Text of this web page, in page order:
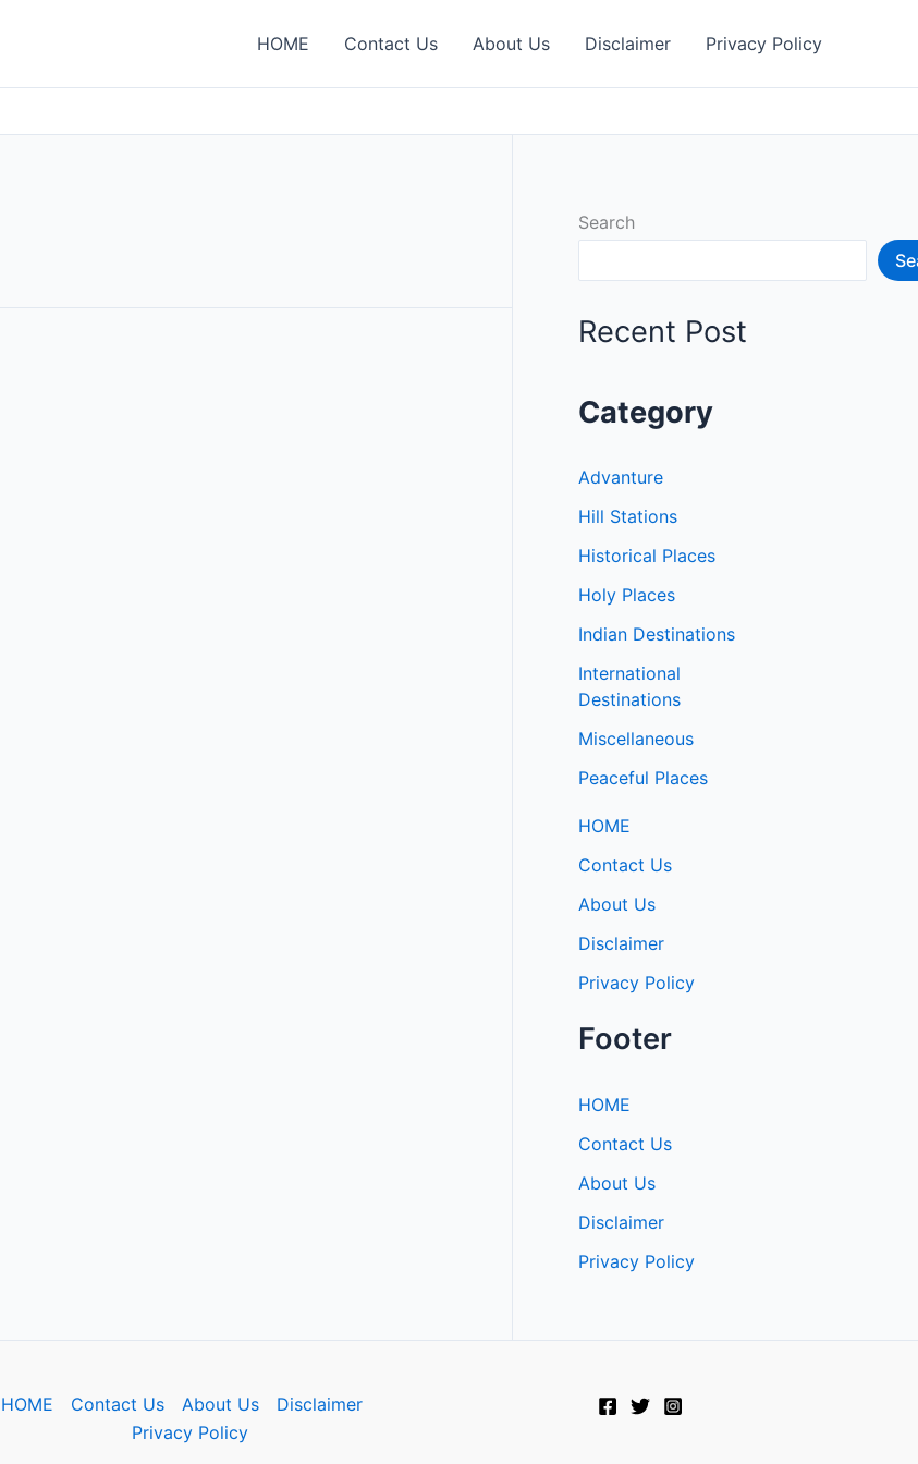
HOME Contact Us About Us Disclaimer Privacy Policy
Search
Recent Post
Category
Advanture
Hill Stations
Historical Places
Holy Places
Indian Destinations
International
Destinations
Miscellaneous
Peaceful Places
HOME
Contact Us
About Us
Disclaimer
Privacy Policy
Footer
HOME
Contact Us
About Us
Disclaimer
Privacy Policy
HOME Contact Us About Us
Disclaimer
Privacy Policy